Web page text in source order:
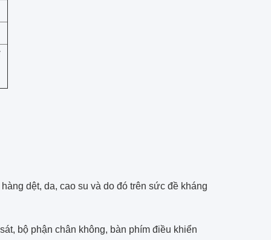
dệt, da, cao su và do đó trên sức đề kháng
bộ phận chân không, bàn phím điều khiển